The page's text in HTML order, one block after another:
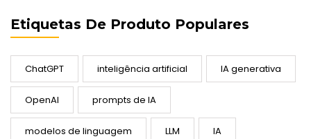
Etiquetas De Produto Populares
ChatGPT inteligência artificial IA generativa
OpenAI prompts de IA
modelos de linguagem LLM IA